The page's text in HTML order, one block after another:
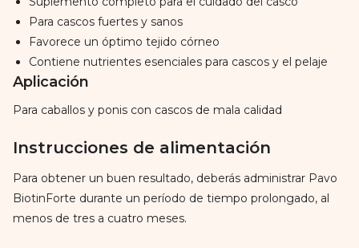
Para cascos fuertes y sanos
Favorece un óptimo tejido córneo
Contiene nutrientes esenciales para cascos y el pelaje
Aplicación
Para caballos y ponis con cascos de mala calidad
Instrucciones de alimentación
Para obtener un buen resultado, deberás administrar Pavo
BiotinForte durante un período de tiempo prolongado, al
menos de tres a cuatro meses.